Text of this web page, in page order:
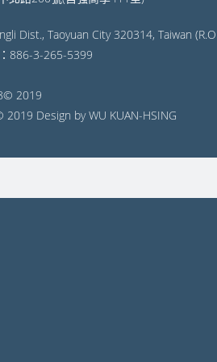
Dist., Taoyuan City 320314, Taiwan
886-3-265-5399
2019
Design by WU KUAN-HSING